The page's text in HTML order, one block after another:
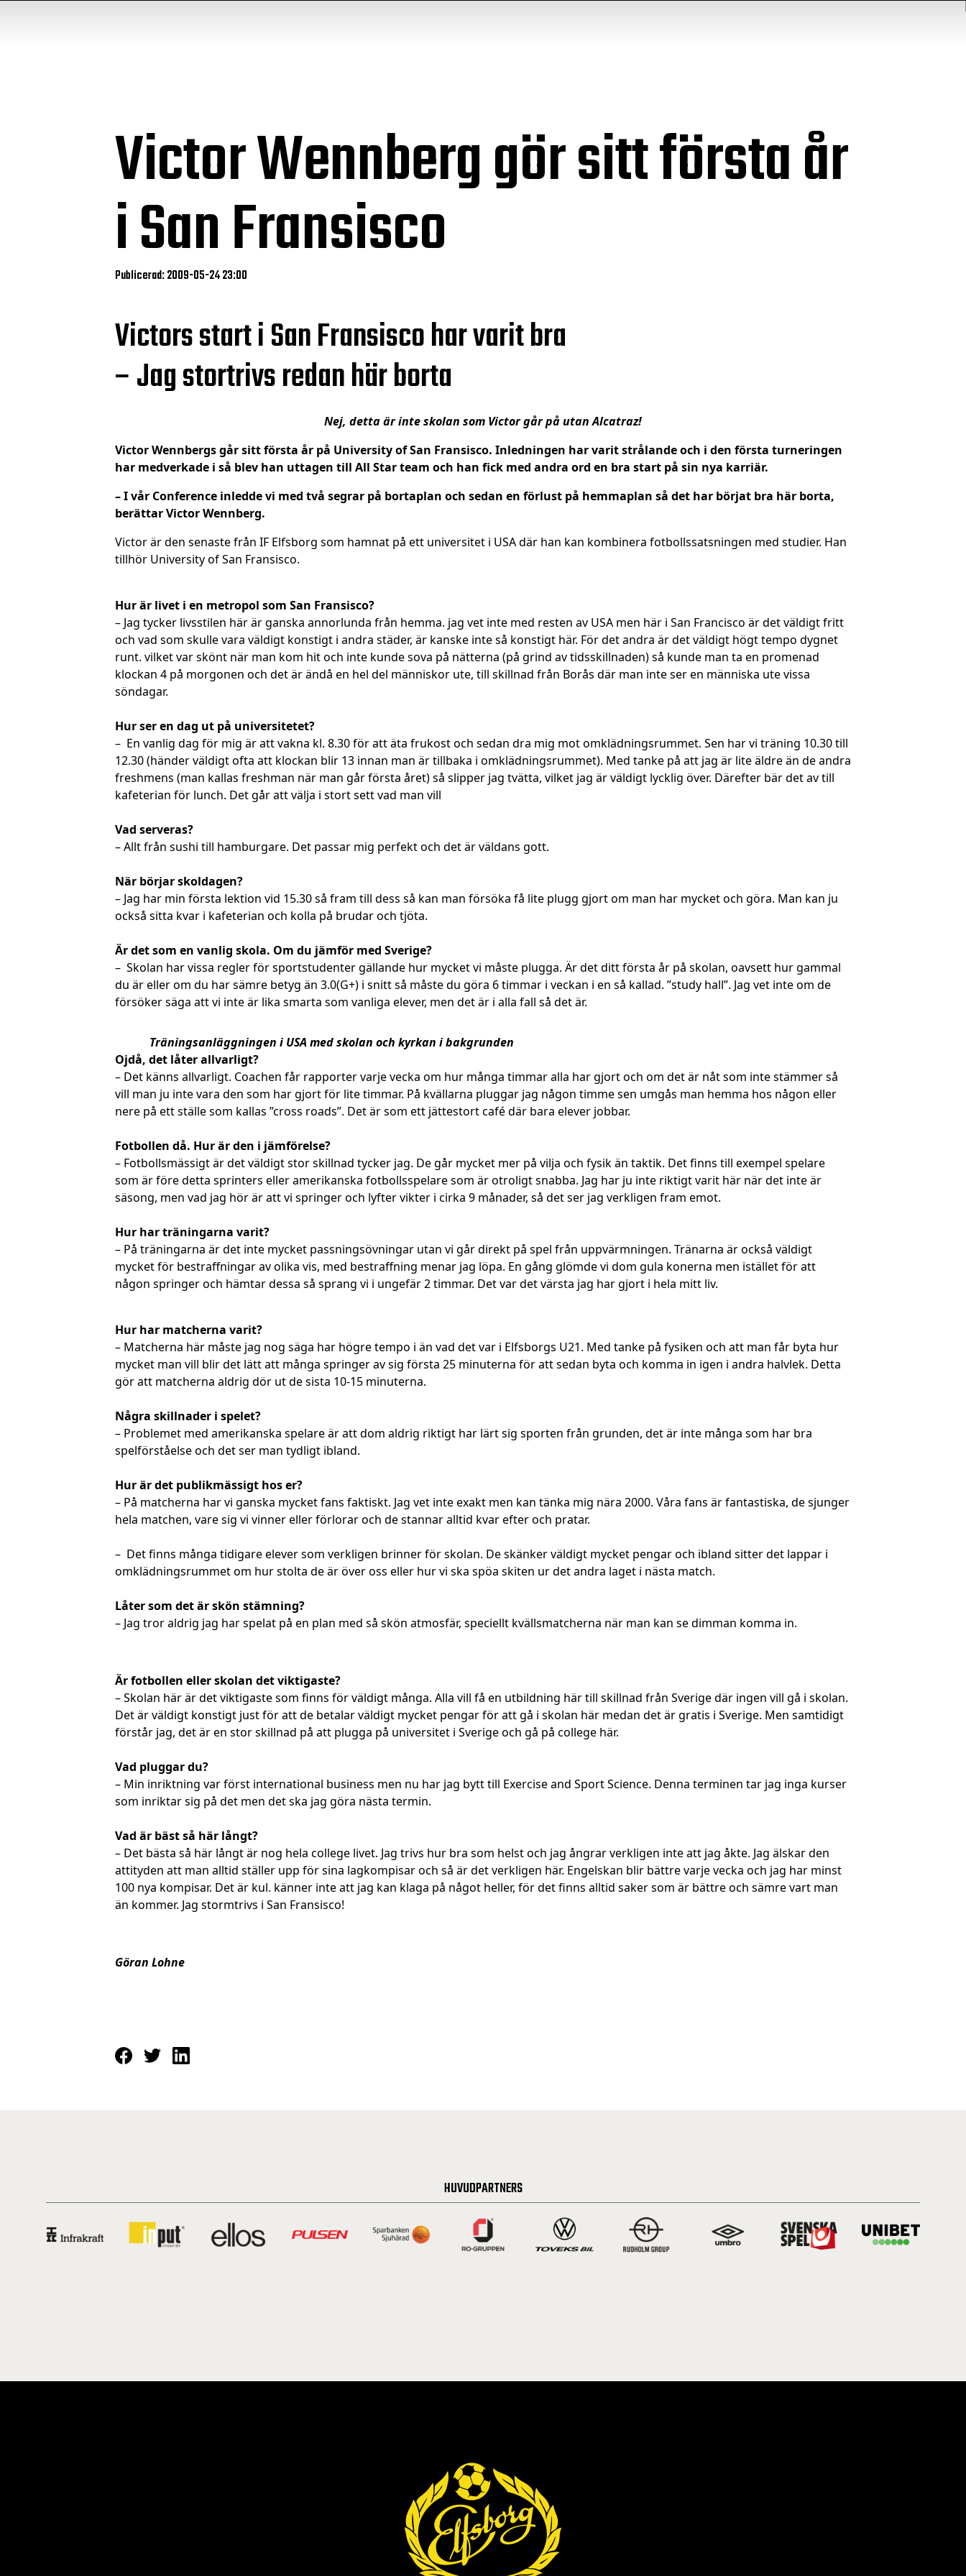
Victor Wennberg gör sitt första år
i San Fransisco
Publicerad: 2009-05-24 23:00
Victors start i San Fransisco har varit bra
– Jag stortrivs redan här borta
Nej, detta är inte skolan som Victor går på utan Alcatraz!
Victor Wennbergs går sitt första år på University of San Fransisco. Inledningen har varit strålande och i den första turneringen
har medverkade i så blev han uttagen till All Star team och han fick med andra ord en bra start på sin nya karriär.
– I vår Conference inledde vi med två segrar på bortaplan och sedan en förlust på hemmaplan så det har börjat bra här borta,
berättar Victor Wennberg.
Victor är den senaste från IF Elfsborg som hamnat på ett universitet i USA där han kan kombinera fotbollssatsningen med studier. Han
tillhör University of San Fransisco.
Hur är livet i en metropol som San Fransisco?
– Jag tycker livsstilen här är ganska annorlunda från hemma. jag vet inte med resten av USA men här i San Francisco är det väldigt fritt
och vad som skulle vara väldigt konstigt i andra städer, är kanske inte så konstigt här. För det andra är det väldigt högt tempo dygnet
runt. vilket var skönt när man kom hit och inte kunde sova på nätterna (på grind av tidsskillnaden) så kunde man ta en promenad
klockan 4 på morgonen och det är ändå en hel del människor ute, till skillnad från Borås där man inte ser en människa ute vissa
söndagar.
Hur ser en dag ut på universitetet?
– En vanlig dag för mig är att vakna kl. 8.30 för att äta frukost och sedan dra mig mot omklädningsrummet. Sen har vi träning 10.30 till
12.30 (händer väldigt ofta att klockan blir 13 innan man är tillbaka i omklädningsrummet). Med tanke på att jag är lite äldre än de andra
freshmens (man kallas freshman när man går första året) så slipper jag tvätta, vilket jag är väldigt lycklig över. Därefter bär det av till
kafeterian för lunch. Det går att välja i stort sett vad man vill
Vad serveras?
– Allt från sushi till hamburgare. Det passar mig perfekt och det är väldans gott.
När börjar skoldagen?
– Jag har min första lektion vid 15.30 så fram till dess så kan man försöka få lite plugg gjort om man har mycket och göra. Man kan ju
också sitta kvar i kafeterian och kolla på brudar och tjöta.
Är det som en vanlig skola. Om du jämför med Sverige?
– Skolan har vissa regler för sportstudenter gällande hur mycket vi måste plugga. Är det ditt första år på skolan, oavsett hur gammal
du är eller om du har sämre betyg än 3.0(G+) i snitt så måste du göra 6 timmar i veckan i en så kallad. ”study hall”. Jag vet inte om de
försöker säga att vi inte är lika smarta som vanliga elever, men det är i alla fall så det är.
Träningsanläggningen i USA med skolan och kyrkan i bakgrunden
Ojdå, det låter allvarligt?
– Det känns allvarligt. Coachen får rapporter varje vecka om hur många timmar alla har gjort och om det är nåt som inte stämmer så
vill man ju inte vara den som har gjort för lite timmar. På kvällarna pluggar jag någon timme sen umgås man hemma hos någon eller
nere på ett ställe som kallas ”cross roads”. Det är som ett jättestort café där bara elever jobbar.
Fotbollen då. Hur är den i jämförelse?
– Fotbollsmässigt är det väldigt stor skillnad tycker jag. De går mycket mer på vilja och fysik än taktik. Det finns till exempel spelare
som är före detta sprinters eller amerikanska fotbollsspelare som är otroligt snabba. Jag har ju inte riktigt varit här när det inte är
säsong, men vad jag hör är att vi springer och lyfter vikter i cirka 9 månader, så det ser jag verkligen fram emot.
Hur har träningarna varit?
– På träningarna är det inte mycket passningsövningar utan vi går direkt på spel från uppvärmningen. Tränarna är också väldigt
mycket för bestraffningar av olika vis, med bestraffning menar jag löpa. En gång glömde vi dom gula konerna men istället för att
någon springer och hämtar dessa så sprang vi i ungefär 2 timmar. Det var det värsta jag har gjort i hela mitt liv.
Hur har matcherna varit?
– Matcherna här måste jag nog säga har högre tempo i än vad det var i Elfsborgs U21. Med tanke på fysiken och att man får byta hur
mycket man vill blir det lätt att många springer av sig första 25 minuterna för att sedan byta och komma in igen i andra halvlek. Detta
gör att matcherna aldrig dör ut de sista 10-15 minuterna.
Några skillnader i spelet?
– Problemet med amerikanska spelare är att dom aldrig riktigt har lärt sig sporten från grunden, det är inte många som har bra
spelförståelse och det ser man tydligt ibland.
Hur är det publikmässigt hos er?
– På matcherna har vi ganska mycket fans faktiskt. Jag vet inte exakt men kan tänka mig nära 2000. Våra fans är fantastiska, de sjunger
hela matchen, vare sig vi vinner eller förlorar och de stannar alltid kvar efter och pratar.
– Det finns många tidigare elever som verkligen brinner för skolan. De skänker väldigt mycket pengar och ibland sitter det lappar i
omklädningsrummet om hur stolta de är över oss eller hur vi ska spöa skiten ur det andra laget i nästa match.
Låter som det är skön stämning?
– Jag tror aldrig jag har spelat på en plan med så skön atmosfär, speciellt kvällsmatcherna när man kan se dimman komma in.
Är fotbollen eller skolan det viktigaste?
– Skolan här är det viktigaste som finns för väldigt många. Alla vill få en utbildning här till skillnad från Sverige där ingen vill gå i skolan.
Det är väldigt konstigt just för att de betalar väldigt mycket pengar för att gå i skolan här medan det är gratis i Sverige. Men samtidigt
förstår jag, det är en stor skillnad på att plugga på universitet i Sverige och gå på college här.
Vad pluggar du?
– Min inriktning var först international business men nu har jag bytt till Exercise and Sport Science. Denna terminen tar jag inga kurser
som inriktar sig på det men det ska jag göra nästa termin.
Vad är bäst så här långt?
– Det bästa så här långt är nog hela college livet. Jag trivs hur bra som helst och jag ångrar verkligen inte att jag åkte. Jag älskar den
attityden att man alltid ställer upp för sina lagkompisar och så är det verkligen här. Engelskan blir bättre varje vecka och jag har minst
100 nya kompisar. Det är kul. känner inte att jag kan klaga på något heller, för det finns alltid saker som är bättre och sämre vart man
än kommer. Jag stormtrivs i San Fransisco!
Göran Lohne
HUVUDPARTNERS